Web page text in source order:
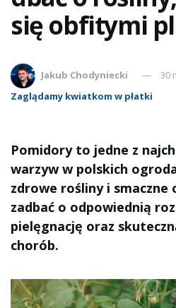
się obfitymi
Jakub Chodyniecki
30
Zaglądamy kwiatkom w płatki
Pomidory to jedne z
warzyw w polskich
zdrowe rośliny i smaczne
zadbać o odpowiednią
pielęgnację oraz
chorób.